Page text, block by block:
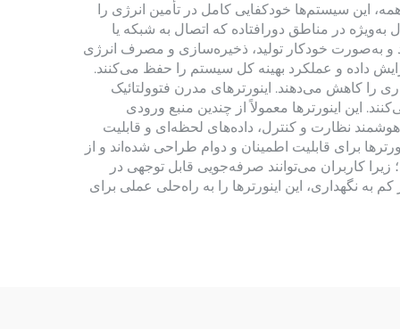
این سیستم‌ها خودکفایی کامل در تأمین انرژی را
در مناطق دورافتاده که اتصال به شبکه یا
و به‌صورت خودکار تولید، ذخیره‌سازی و مصرف انرژی
داده و عملکرد بهینه کل سیستم را حفظ می‌کنند.
را کاهش می‌دهند. اینورترهای مدرن فتوولتائیک
این اینورترها معمولاً از چندین منبع ورودی
نظارت و کنترل، داده‌های لحظه‌ای و قابلیت
برای قابلیت اطمینان و دوام طراحی شده‌اند و از
کاربران می‌توانند صرفه‌جویی قابل توجهی در
به نگهداری، این اینورترها را به راه‌حلی عملی برای